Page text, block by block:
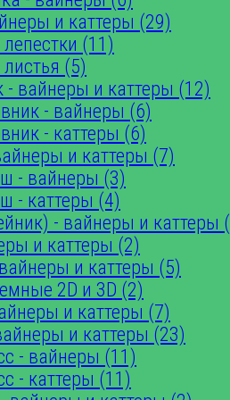
и каттеры (29)
лепестки (11)
листья (5)
вайнеры и каттеры (12)
- вайнеры (6)
- каттеры (6)
и каттеры (7)
- вайнеры (3)
- каттеры (4)
- вайнеры и каттеры
и каттеры (2)
и каттеры (5)
2D и 3D (2)
и каттеры (7)
и каттеры (23)
- вайнеры (11)
- каттеры (11)